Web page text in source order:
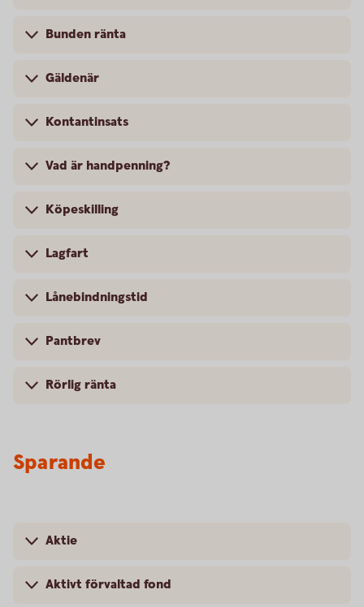
Bunden ränta
Gäldenär
Kontantinsats
Vad är handpenning?
Köpeskilling
Lagfart
Lånebindningstid
Pantbrev
Rörlig ränta
Sparande
Aktie
Aktivt förvaltad fond